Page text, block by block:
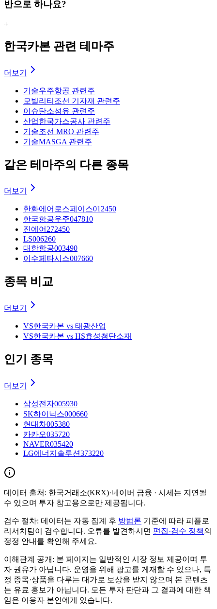
반으로 하나요?
+
한국카본 관련 테마주
더보기
기술우주항공 관련주
모빌리티 조선 기자재 관련주
이슈탄소섬유 관련주
산업한국가스공사 관련주
기술조선 MRO 관련주
기술MASGA 관련주
같은 테마주의 다른 종목
더보기
한화에어로스페이스012450
한국항공우주047810
진에어272450
LS006260
대한항공003490
이수페타시스007660
종목 비교
더보기
VS한국카본 vs 태광산업
VS한국카본 vs HS효성첨단소재
인기 종목
더보기
삼성전자005930
SK하이닉스000660
현대차005380
카카오035720
NAVER035420
LG에너지솔루션373220
데이터 출처: 한국거래소(KRX)·네이버 금융 · 시세는 지연될
수 있으며 투자 참고용으로만 제공됩니다.
검수 절차: 데이터는 자동 집계 후 방법론 기준에 따라 피플로
리서치팀이 검수합니다. 오류를 발견하시면 편집·검수 정책의
정정 안내를 확인해 주세요.
이해관계 공개: 본 페이지는 일반적인 시장 정보 제공이며 투
자 권유가 아닙니다. 운영을 위해 광고를 게재할 수 있으나, 특
정 종목·상품을 다루는 대가로 보상을 받지 않으며 본 콘텐츠
는 유료 홍보가 아닙니다. 모든 투자 판단과 그 결과에 대한 책
임은 이용자 본인에게 있습니다.